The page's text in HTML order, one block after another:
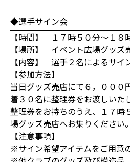
◆選手サイン会
【時間】 １７時５０分～１８
【場所】 イベント広場グッズ
【内容】 選手２名によるサイ
【参加方法】
当日グッズ売店にて６，０００
着３０名に整理券をお渡しいた
整理券をお持ちのうえ、１７時
場グッズ売店へお集りください。
【注意事項】
※サイン希望アイテムをご用意